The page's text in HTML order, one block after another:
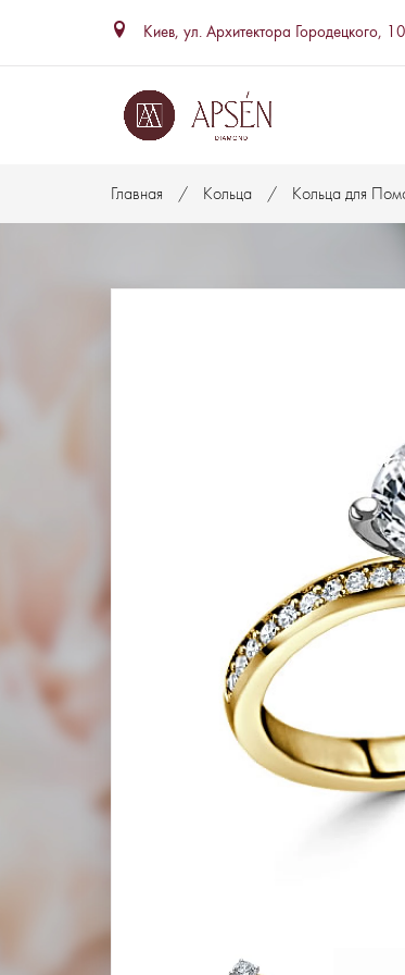
Киев, ул. Архитектора Городецкого,
Главная Кольца Кольца для